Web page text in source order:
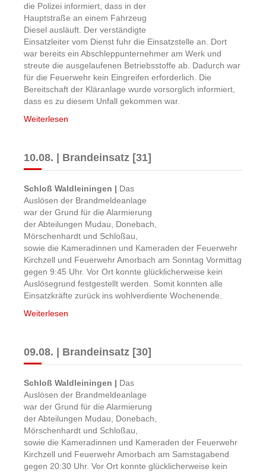
die Polizei informiert, dass in der
Hauptstraße an einem Fahrzeug
Diesel ausläuft. Der verständigte
Einsatzleiter vom Dienst fuhr die Einsatzstelle an. Dort
war bereits ein Abschleppunternehmer am Werk und
streute die ausgelaufenen Betriebsstoffe ab. Dadurch war
für die Feuerwehr kein Eingreifen erforderlich. Die
Bereitschaft der Kläranlage wurde vorsorglich informiert,
dass es zu diesem Unfall gekommen war.
Weiterlesen
10.08. | Brandeinsatz [31]
Schloß Waldleiningen | Das
Auslösen der Brandmeldeanlage
war der Grund für die Alarmierung
der Abteilungen Mudau, Donebach,
Mörschenhardt und Schloßau,
sowie die Kameradinnen und Kameraden der Feuerwehr
Kirchzell und Feuerwehr Amorbach am Sonntag Vormittag
gegen 9:45 Uhr. Vor Ort konnte glücklicherweise kein
Auslösegrund festgestellt werden. Somit konnten alle
Einsatzkräfte zurück ins wohlverdiente Wochenende.
Weiterlesen
09.08. | Brandeinsatz [30]
Schloß Waldleiningen | Das
Auslösen der Brandmeldeanlage
war der Grund für die Alarmierung
der Abteilungen Mudau, Donebach,
Mörschenhardt und Schloßau,
sowie die Kameradinnen und Kameraden der Feuerwehr
Kirchzell und Feuerwehr Amorbach am Samstagabend
gegen 20:30 Uhr. Vor Ort konnte glücklicherweise kein